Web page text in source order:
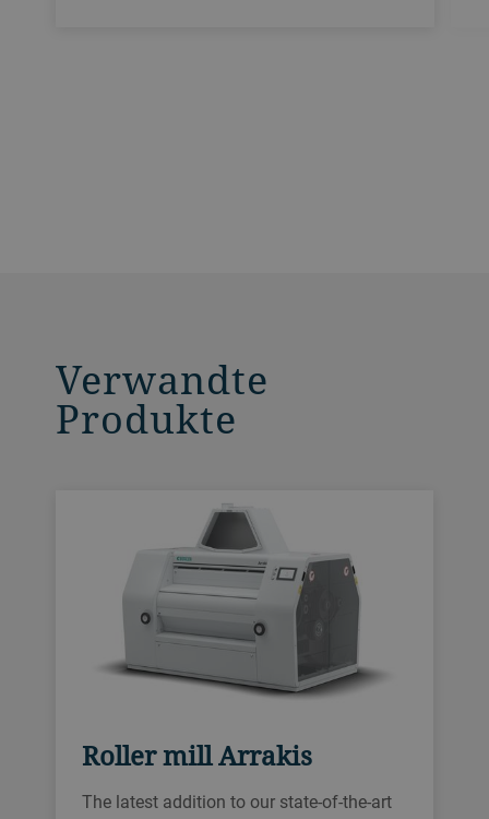
Verwandte
Produkte
Roller mill Arrakis
The latest addition to our state-of-the-art